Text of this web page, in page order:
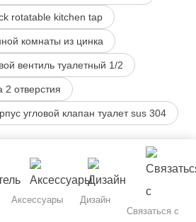
rotatable kitchen tap
комнаты из цинка
вентиль туалетный 1/2
2 отверстия
угловой клапан туалет sus 304
Аксессуары
Дизайн
Связаться с